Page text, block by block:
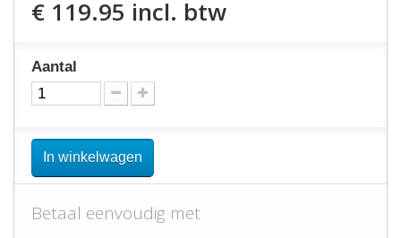
€ 119.95 incl. btw
Aantal
In winkelwagen
Betaal eenvoudig met